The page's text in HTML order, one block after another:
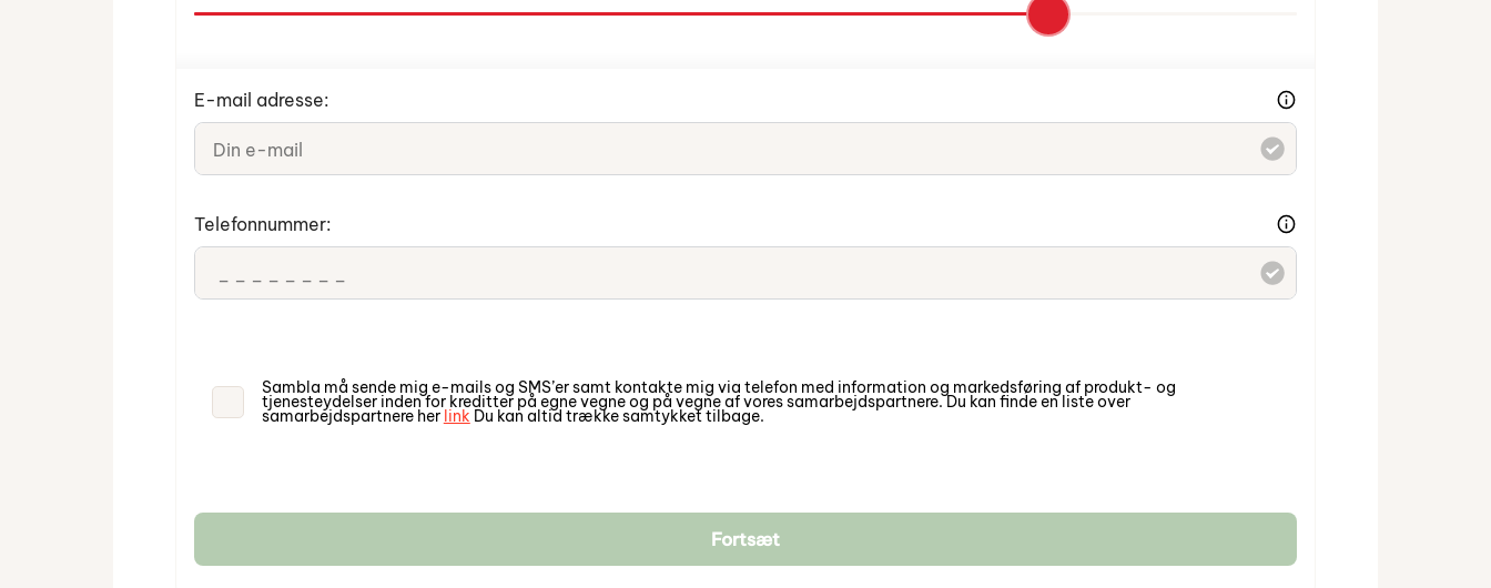
E-mail adresse:
Telefonnummer:
Sambla må sende mig e-mails og SMS’er samt kontakte mig via telefon med information og markedsføring af produkt- og
tjenesteydelser inden for kreditter på egne vegne og på vegne af vores samarbejdspartnere. Du kan finde en liste over
samarbejdspartnere her link Du kan altid trække samtykket tilbage.
Fortsæt